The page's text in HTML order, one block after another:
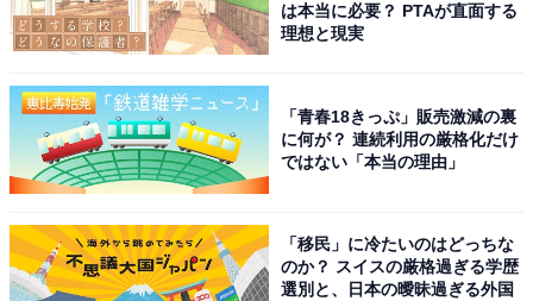
は本当に必要？ PTAが直面する
理想と現実
「青春18きっぷ」販売激減の裏
に何が？ 連続利用の厳格化だけ
ではない「本当の理由」
「移民」に冷たいのはどっちな
のか？ スイスの厳格過ぎる学歴
選別と、日本の曖昧過ぎる外国